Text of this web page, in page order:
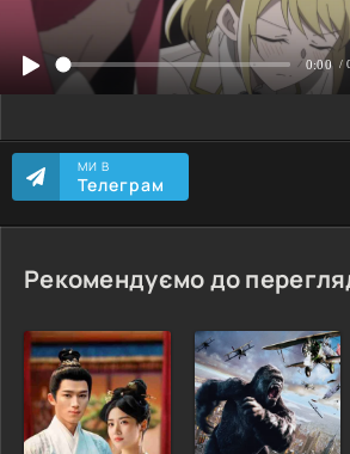
МИ В
Телеграм
Рекомендуємо до